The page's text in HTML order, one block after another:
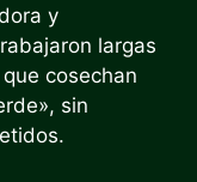
y
largas
cosechan
sin